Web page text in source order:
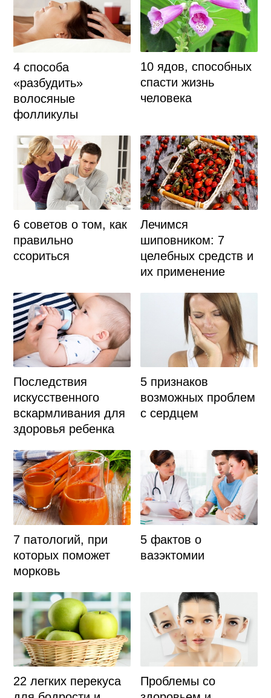
4 способа
«разбудить»
волосяные
фолликулы
10 ядов, способных
спасти жизнь
человека
6 советов о том, как
правильно
ссориться
Лечимся
шиповником: 7
целебных средств и
их применение
Последствия
искусственного
вскармливания для
здоровья ребенка
5 признаков
возможных проблем
с сердцем
7 патологий, при
которых поможет
морковь
5 фактов о
вазэктомии
22 легких перекуса
Проблемы со